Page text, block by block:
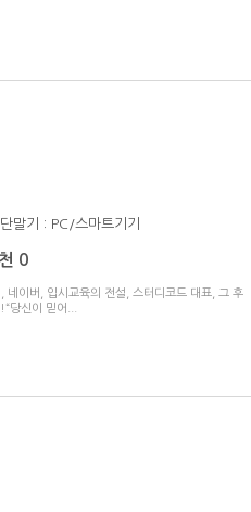
말기 : PC/스마트기기
0
이버, 입시교육의 전설, 스터디코드 대표, 그 후
당신이 믿어